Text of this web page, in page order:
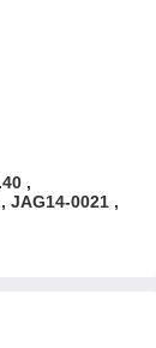
,
JAG14-0021 ,